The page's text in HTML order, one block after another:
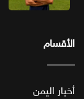
الأقسام
أخبار اليمن